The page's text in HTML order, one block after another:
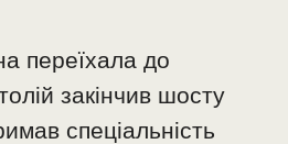
переїхала до
закінчив шосту
спеціальність